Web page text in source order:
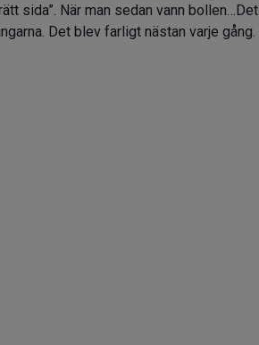
sida”. När man sedan vann bollen…Det
Det blev farligt nästan varje gång.